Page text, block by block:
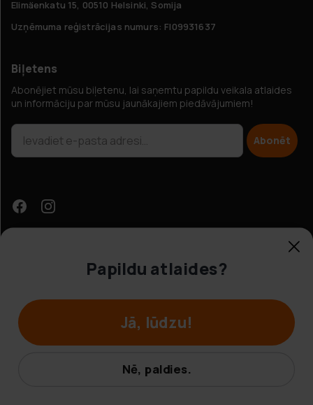
Elimäenkatu 15, 00510 Helsinki, Somija
Uzņēmuma reģistrācijas numurs: FI09931637
Biļetens
Abonējiet mūsu biļetenu, lai saņemtu papildu veikala atlaides
un informāciju par mūsu jaunākajiem piedāvājumiem!
Abonēt
© Hobbybox 2025
Papildu atlaides?
Jā, lūdzu!
Nē, paldies.